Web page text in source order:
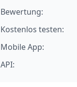
Bewertung:
Kostenlos testen:
Mobile App:
API: